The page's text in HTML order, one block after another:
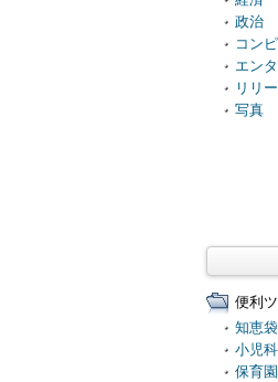
政治
コン
エン
リリ
写真
便利
知恵袋
小児
保育